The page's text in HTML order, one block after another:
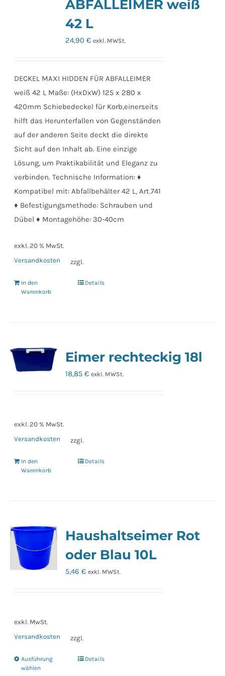
ABFALLEIMER weiß
42 L
24,90€ exkl. MWSt.
DECKEL MAXI HIDDEN FÜR ABFALLEIMER
weiß 42 L Maße: (HxDxW) 125 x 280 x
420mm Schiebedeckel für Korb,einerseits
hilft das Herunterfallen von Gegenständen
auf der anderen Seite deckt die direkte
Sicht auf den Inhalt ab. Eine einzige
Lösung, um Praktikabilität und Eleganz zu
verbinden. Technische Information: ♦
Kompatibel mit: Abfallbehälter 42 L, Art.741
♦ Befestigungsmethode: Schrauben und
Dübel ♦ Montagehöhe: 30-40cm
exkl. 20 % MwSt.
zzgl.
Versandkosten
In den
Warenkorb
Details
Eimer rechteckig 18l
18,85€ exkl. MWSt.
exkl. 20 % MwSt.
zzgl.
Versandkosten
In den
Warenkorb
Details
Haushaltseimer Rot
oder Blau 10L
5,46€ exkl. MWSt.
exkl. MwSt.
zzgl.
Versandkosten
Ausführung
wählen
Dieses
Details